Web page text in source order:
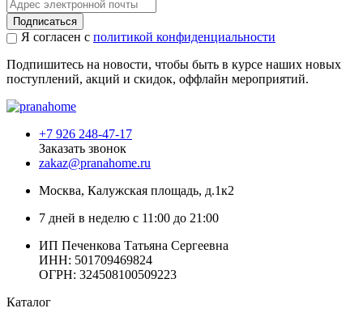
Подписаться
Я согласен с политикой конфиденциальности
Подпишитесь на новости, чтобы быть в курсе наших новых
поступлений, акций и скидок, оффлайн мероприятий.
+7 926 248-47-17
Заказать звонок
zakaz@pranahome.ru
Москва, Калужская площадь, д.1к2
7 дней в неделю с 11:00 до 21:00
ИП Печенкова Татьяна Сергеевна
ИНН: 501709469824
ОГРН: 324508100509223
Каталог